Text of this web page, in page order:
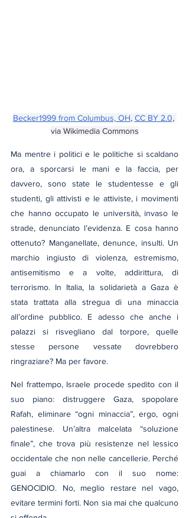
Becker1999 from Columbus, OH, CC BY 2.0,
via Wikimedia Commons
Ma mentre i politici e le politiche si scaldano
ora, a sporcarsi le mani e la faccia, per
davvero, sono state le studentesse e gli
studenti, gli attivisti e le attiviste, i movimenti
che hanno occupato le università, invaso le
strade, denunciato l’evidenza. E cosa hanno
ottenuto? Manganellate, denunce, insulti. Un
marchio ingiusto di violenza, estremismo,
antisemitismo e a volte, addirittura, di
terrorismo. In Italia, la solidarietà a Gaza è
stata trattata alla stregua di una minaccia
all’ordine pubblico. E adesso che anche i
palazzi si risvegliano dal torpore, quelle
stesse persone vessate dovrebbero
ringraziare? Ma per favore.
Nel frattempo, Israele procede spedito con il
suo piano: distruggere Gaza, spopolare
Rafah, eliminare “ogni minaccia”, ergo, ogni
palestinese. Un’altra malcelata “soluzione
finale”, che trova più resistenze nel lessico
occidentale che non nelle cancellerie. Perché
guai a chiamarlo con il suo nome:
GENOCIDIO. No, meglio restare nel vago,
evitare termini forti. Non sia mai che qualcuno